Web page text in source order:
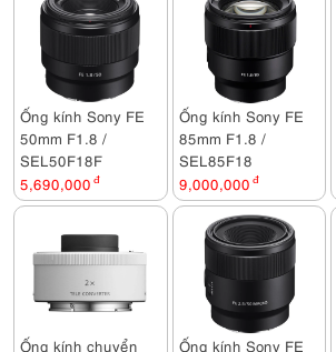
Ống kính Sony FE
50mm F1.8 /
SEL50F18F
5,690,000 đ
Ống kính Sony FE
85mm F1.8 /
SEL85F18
9,000,000 đ
Ống kính chuyển Ống kính Sony FE